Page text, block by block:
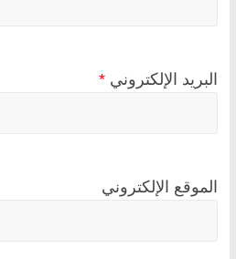
البريد الإلكتروني *
الموقع الإلكتروني